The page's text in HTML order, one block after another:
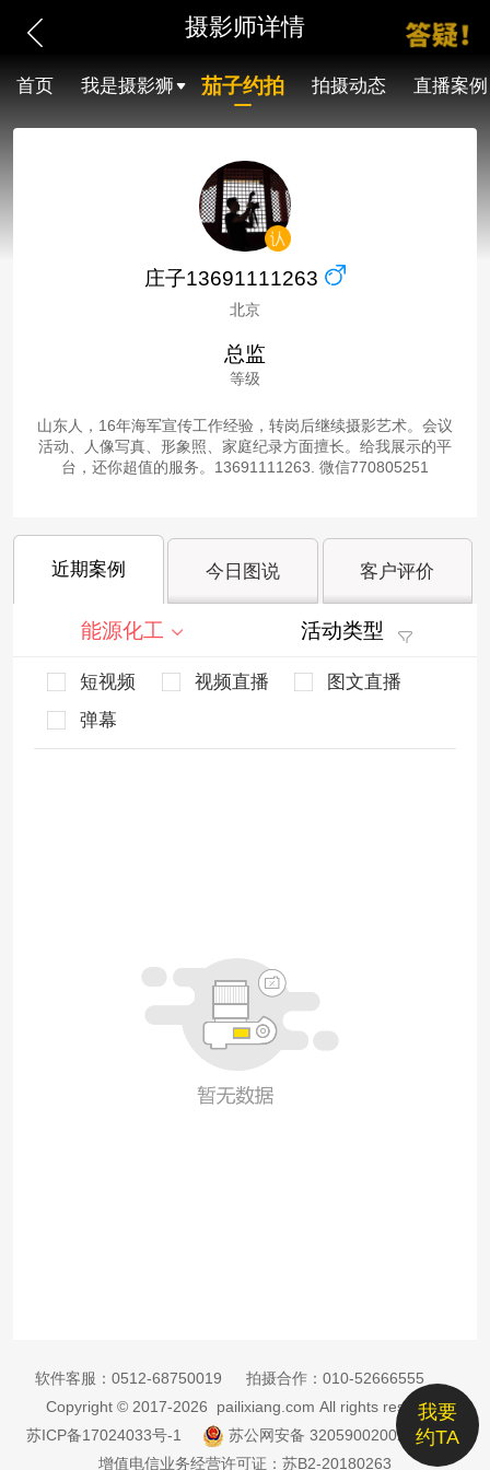
摄影师详情
首页 我是摄影狮 茄子约拍 拍摄动态 直播案例
庄子13691111263
北京
总监
等级
山东人，16年海军宣传工作经验，转岗后继续摄影艺术。会议
活动、人像写真、形象照、家庭纪录方面擅长。给我展示的平
台，还你超值的服务。13691111263. 微信770805251
近期案例 今日图说 客户评价
能源化工 活动类型
短视频 视频直播
图文直播
弹幕
我要
约TA
软件客服： 0512-68750019 拍摄合作： 010-52666555
Copyright © 2017-2026 pailixiang.com All rights reserved
苏ICP备17024033号-1
苏公网安备 32059002002885号
增值电信业务经营许可证：苏B2-20180263